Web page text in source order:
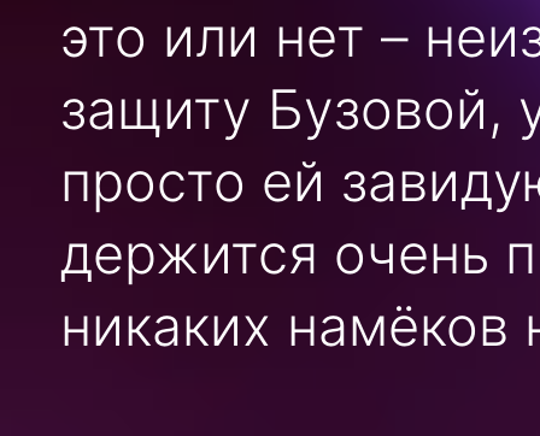
это или нет –
защиту Бузовой,
просто ей
держится очень
никаких намёков